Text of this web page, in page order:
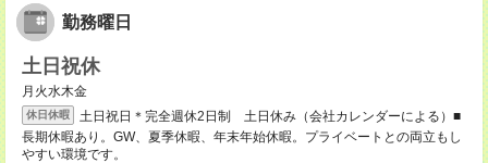
勤務曜日
土日祝休
月火水木金
休日休暇
土日祝日＊完全週休2日制 土日休み（会社カレンダーによる）■
長期休暇あり。GW、夏季休暇、年末年始休暇。プライベートとの両立もし
やすい環境です。